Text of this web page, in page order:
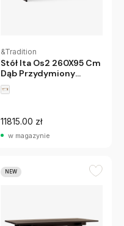
&Tradition
Stół Ita Os2 260X95 Cm
Dąb Przydymiony
Andtradition
11815.00 zł
w magazynie
NEW